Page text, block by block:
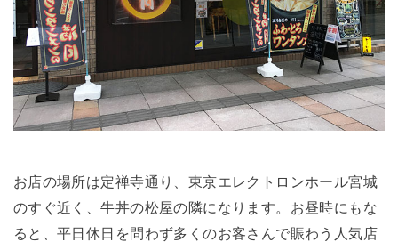
お店の場所は定禅寺通り、東京エレクトロンホール宮城
のすぐ近く、牛丼の松屋の隣になります。お昼時にもな
ると、平日休日を問わず多くのお客さんで賑わう人気店